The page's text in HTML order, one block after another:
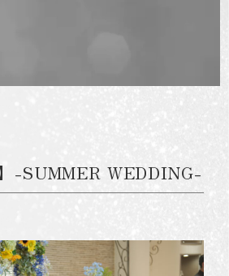
-SUMMER WEDDING-